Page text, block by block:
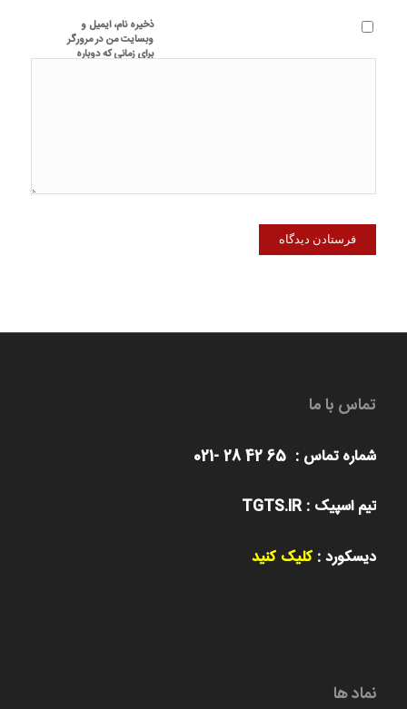
ذخیره نام، ایمیل و
وبسایت من در مرورگر
برای زمانی که دوباره
تماس با ما
شماره تماس : 65 42 28 -021
تیم اسپیک : TGTS.IR
دیسکورد :کلیک کنید
نماد ها